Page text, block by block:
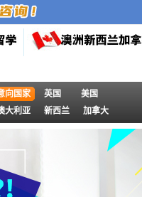
向国家 英国
美国
大利亚
新西兰 加拿大